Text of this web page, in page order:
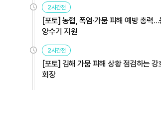
2시간전
[포토] 농협, 폭염·가뭄 피해 예방 총력…
양수기 지원
2시간전
[포토] 김해 가뭄 피해 상황 점검하는 강
회장